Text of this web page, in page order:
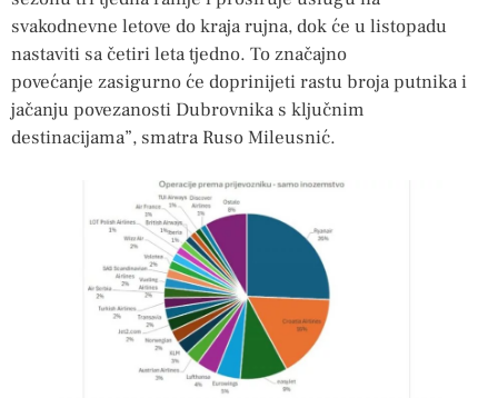
svakodnevne letove do kraja rujna, dok će u listopadu
nastaviti sa četiri leta tjedno. To značajno
povećanje zasigurno će doprinijeti rastu broja putnika i
jačanju povezanosti Dubrovnika s ključnim
destinacijama”, smatra Ruso Mileusnić.